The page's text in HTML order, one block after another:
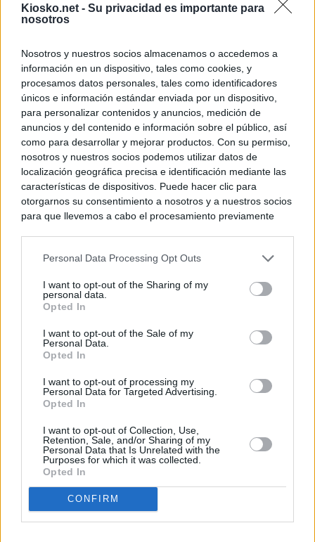
Kiosko.net - Su privacidad es importante para
nosotros
Nosotros y nuestros socios almacenamos o accedemos a
información en un dispositivo, tales como cookies, y
procesamos datos personales, tales como identificadores
únicos e información estándar enviada por un dispositivo,
para personalizar contenidos y anuncios, medición de
anuncios y del contenido e información sobre el público, así
como para desarrollar y mejorar productos. Con su permiso,
nosotros y nuestros socios podemos utilizar datos de
localización geográfica precisa e identificación mediante las
características de dispositivos. Puede hacer clic para
otorgarnos su consentimiento a nosotros y a nuestros socios
para que llevemos a cabo el procesamiento previamente
negar su consentimiento. Tenga en cuenta que algún
de su consentimiento, pero usted tiene el derecho de
rechazar tal procesamiento. Sus preferencias se aplicarán
cualquier momento entrando de nuevo en este sitio web o
visitando nuestra política de privacidad.
Personal Data Processing Opt Outs
I want to opt-out of the Sharing of my
personal data.
Opted In
I want to opt-out of the Sale of my
Personal Data.
Opted In
I want to opt-out of processing my
Personal Data for Targeted Advertising.
Opted In
I want to opt-out of Collection, Use,
Retention, Sale, and/or Sharing of my
Personal Data that Is Unrelated with the
Purposes for which it was collected.
Opted In
CONFIRM